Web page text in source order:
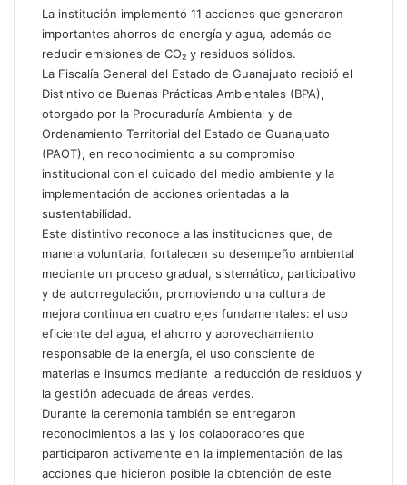
La institución implementó 11 acciones que generaron
importantes ahorros de energía y agua, además de
reducir emisiones de CO₂ y residuos sólidos.
La Fiscalía General del Estado de Guanajuato recibió el
Distintivo de Buenas Prácticas Ambientales (BPA),
otorgado por la Procuraduría Ambiental y de
Ordenamiento Territorial del Estado de Guanajuato
(PAOT), en reconocimiento a su compromiso
institucional con el cuidado del medio ambiente y la
implementación de acciones orientadas a la
sustentabilidad.
Este distintivo reconoce a las instituciones que, de
manera voluntaria, fortalecen su desempeño ambiental
mediante un proceso gradual, sistemático, participativo
y de autorregulación, promoviendo una cultura de
mejora continua en cuatro ejes fundamentales: el uso
eficiente del agua, el ahorro y aprovechamiento
responsable de la energía, el uso consciente de
materias e insumos mediante la reducción de residuos y
la gestión adecuada de áreas verdes.
Durante la ceremonia también se entregaron
reconocimientos a las y los colaboradores que
participaron activamente en la implementación de las
acciones que hicieron posible la obtención de este